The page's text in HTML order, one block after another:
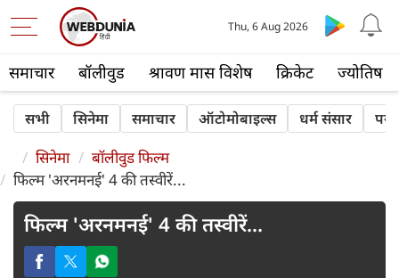
समाचार बॉलीवुड श्रावण मास विशेष क्रिकेट ज्योतिष
Thu, 6 Aug 2026
सभी सिनेमा समाचार ऑटोमोबाइल्स धर्म संसार
सिनेमा
बॉलीवुड फिल्म
फिल्म 'अरनमनई' 4 की तस्वीरें...
फिल्म 'अरनमनई' 4 की तस्वीरें...